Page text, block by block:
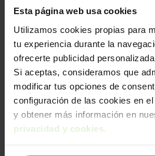
Esta página web usa cookies
Utilizamos cookies propias para
tu experiencia durante la
ofrecerte publicidad
Si aceptas, consideramos que
modificar tus opciones de
configuración de las cookies en
y obtener más información en
privacidad y cookies
Toyota Yaris Cross
120H Active Tech
2022 | 66.844km | 91CV | Automático